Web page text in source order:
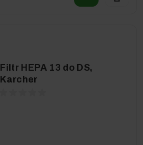
Filtr HEPA 13 do DS,
Karcher